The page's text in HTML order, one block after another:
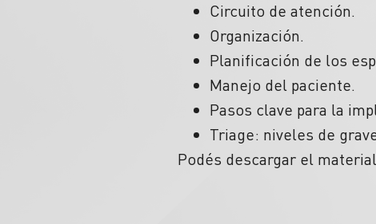
Circuito de atención.
Organización.
Planificación de los
Manejo del paciente.
Pasos clave para la
Triage: niveles de
Podés descargar el